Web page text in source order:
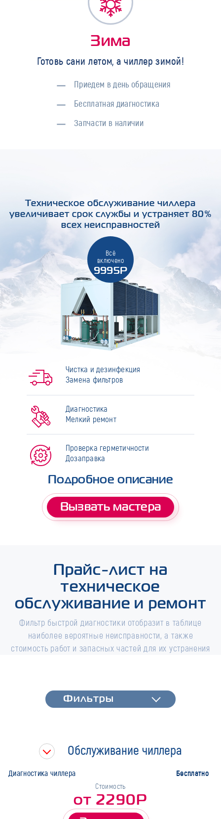
Зима
Готовь сани летом, а чиллер зимой!
Приедем в день обращения
Бесплатная диагностика
Запчасти в наличии
Техническое обслуживание чиллера
увеличивает срок службы и устраняет 80%
всех неисправностей
Всё
включено
9995Р
Чистка и дезинфекция
Замена фильтров
Диагностика
Мелкий ремонт
Проверка герметичности
Дозаправка
Подробное описание
Вызвать мастера
Прайс-лист на
техническое
обслуживание и ремонт
Фильтр быстрой диагностики отобразит в таблице
наиболее вероятные неисправности, а также
стоимость работ и запасных частей для их устранения
Фильтры
Марка
Фильтры
Обслуживание чиллера
Диагностика чиллера Бесплатно
Стоимость
от 2290Р